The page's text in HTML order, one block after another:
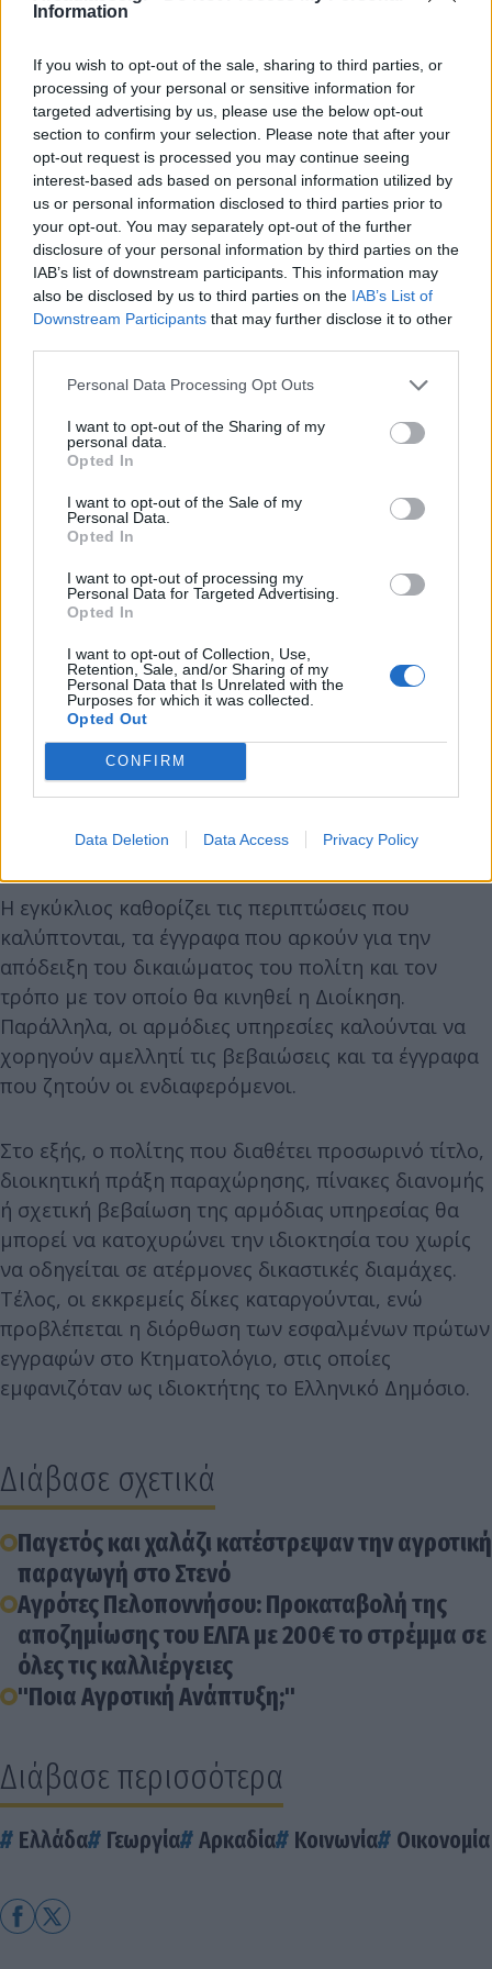
Information
If you wish to opt-out of the sale, sharing to third parties, or
processing of your personal or sensitive information for
targeted advertising by us, please use the below opt-out
section to confirm your selection. Please note that after your
opt-out request is processed you may continue seeing
interest-based ads based on personal information utilized by
us or personal information disclosed to third parties prior to
your opt-out. You may separately opt-out of the further
disclosure of your personal information by third parties on the
IAB’s list of downstream participants. This information may
also be disclosed by us to third parties on the IAB’s List of
Downstream Participants that may further disclose it to other
Personal Data Processing Opt Outs
I want to opt-out of the Sharing of my
personal data.
Opted In
I want to opt-out of the Sale of my
Personal Data.
Opted In
I want to opt-out of processing my
Personal Data for Targeted Advertising.
Opted In
I want to opt-out of Collection, Use,
Retention, Sale, and/or Sharing of my
Personal Data that Is Unrelated with the
Purposes for which it was collected.
Opted Out
CONFIRM
Data Deletion Data Access Privacy Policy
νόμιμα τις εκτάσεις που τους παραχωρήθηκαν από
αντιμέτωποι με αδικαιολόγητες δικαστικές
διεκδικήσεις.
Το υπουργείο Αγροτικής Ανάπτυξης και Τροφίμων
δίνει σαφείς οδηγίες στις υπηρεσίες του, ώστε οι
διαδικασίες να ολοκληρώνονται γρήγορα, με
διαφάνεια και χωρίς περιττή ταλαιπωρία. Στόχος
μας είναι ένα κράτος που λύνει προβλήματα,
προστατεύει την αγροτική περιουσία των πολιτών
και υπηρετεί την ασφάλεια δικαίου».
προβλέπει ότι το Δημόσιο δεν προβάλλει πλέον
δικαιώματα και απέχει από δικαστικές διεκδικήσεις
απέναντι στους πολίτες, όταν αυτοί κατέχουν τα
ακίνητα βάσει παραχωρητηρίων, αγροτικών
διανομών, κλήρων ή υποδείξεων εγκατάστασης
από δημόσιες αρχές.
Αγροτικής Ανάπτυξης και Τροφίμων εξέδωσε
εγκύκλιο προς τις Διευθύνσεις Πολιτικής Γης και
τις Διευθύνσεις Αγροτικής Οικονομίας και
Κτηνιατρικής των Περιφερειακών Ενοτήτων, όπου
τηρούνται τα κτηματολογικά στοιχεία και οι
τηλεγράφημα του ΑΠΕ-ΜΠΕ.
Η εγκύκλιος καθορίζει τις περιπτώσεις που
καλύπτονται, τα έγγραφα που αρκούν για την
απόδειξη του δικαιώματος του πολίτη και τον
τρόπο με τον οποίο θα κινηθεί η Διοίκηση.
Παράλληλα, οι αρμόδιες υπηρεσίες καλούνται να
χορηγούν αμελλητί τις βεβαιώσεις και τα έγγραφα
που ζητούν οι ενδιαφερόμενοι.
Στο εξής, ο πολίτης που διαθέτει προσωρινό τίτλο,
διοικητική πράξη παραχώρησης, πίνακες διανομής
ή σχετική βεβαίωση της αρμόδιας υπηρεσίας θα
μπορεί να κατοχυρώνει την ιδιοκτησία του χωρίς
να οδηγείται σε ατέρμονες δικαστικές διαμάχες.
Τέλος, οι εκκρεμείς δίκες καταργούνται, ενώ
προβλέπεται η διόρθωση των εσφαλμένων πρώτων
εγγραφών στο Κτηματολόγιο, στις οποίες
εμφανιζόταν ως ιδιοκτήτης το Ελληνικό Δημόσιο.
Διάβασε σχετικά
Παγετός και χαλάζι κατέστρεψαν την αγροτική
παραγωγή στο Στενό
Αγρότες Πελοποννήσου: Προκαταβολή της
αποζημίωσης του ΕΛΓΑ με 200€ το στρέμμα σε
όλες τις καλλιέργειες
"Ποια Αγροτική Ανάπτυξη;"
Διάβασε περισσότερα
Ελλάδα Γεωργία Αρκαδία Κοινωνία Οικονομία